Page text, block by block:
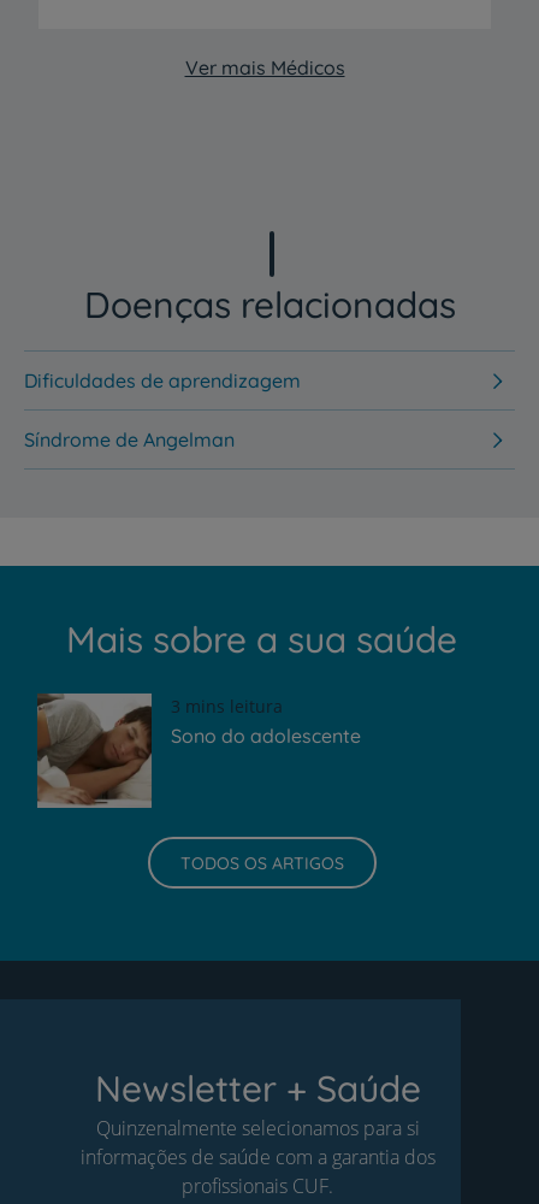
Ver mais Médicos
Doenças relacionadas
Dificuldades de aprendizagem
Síndrome de Angelman
Mais sobre a sua saúde
3 mins leitura
Sono do adolescente
TODOS OS ARTIGOS
Newsletter + Saúde
Quinzenalmente selecionamos para si
informações de saúde com a garantia dos
profissionais CUF.